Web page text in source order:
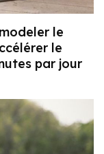
le
le
par jour